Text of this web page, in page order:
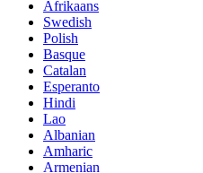
Afrikaans
Swedish
Polish
Basque
Catalan
Esperanto
Hindi
Lao
Albanian
Amharic
Armenian